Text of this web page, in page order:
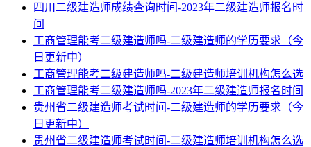
四川二级建造师成绩查询时间-2023年二级建造师报名时
间
工商管理能考二级建造师吗-二级建造师的学历要求（今
日更新中）
工商管理能考二级建造师吗-二级建造师培训机构怎么选
工商管理能考二级建造师吗-2023年二级建造师报名时间
贵州省二级建造师考试时间-二级建造师的学历要求（今
日更新中）
贵州省二级建造师考试时间-二级建造师培训机构怎么选